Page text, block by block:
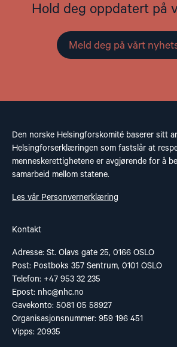
Hold deg oppdatert på
Meld deg på vårt
Den norske Helsingforskomité baserer sitt
Helsingforserklæringen som fastslår at
menneskerettighetene er avgjørende for å
samarbeid mellom statene.
Les vår Personvernerklæring
Kontakt
Adresse: St. Olavs gate 25, 0166 OSLO
Post: Postboks 357 Sentrum, 0101 OSLO
Telefon: +47 953 32 235
Epost: nhc@nhc.no
Gavekonto: 5081 05 58927
Organisasjonsnummer: 959 196 451
Vipps: 20935